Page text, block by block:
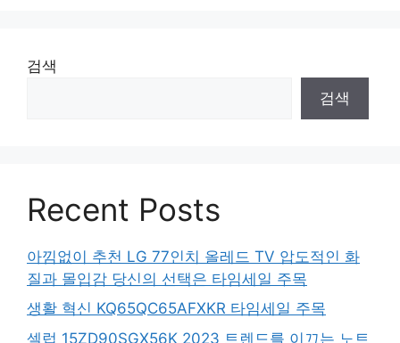
검색
검색
Recent Posts
아낌없이 추천 LG 77인치 올레드 TV 압도적인 화
질과 몰입감 당신의 선택은 타임세일 주목
생활 혁신 KQ65QC65AFXKR 타임세일 주목
셀럽 15ZD90SGX56K 2023 트렌드를 이끄는 노트